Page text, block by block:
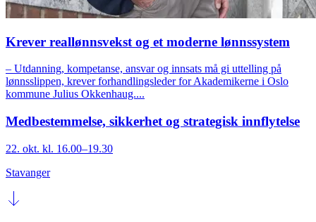
Krever reallønnsvekst og et moderne lønnssystem
– Utdanning, kompetanse, ansvar og innsats må gi uttelling på
lønnsslippen, krever forhandlingsleder for Akademikerne i Oslo
kommune Julius Okkenhaug....
Medbestemmelse, sikkerhet og strategisk innflytelse
22. okt. kl. 16.00–19.30
Stavanger